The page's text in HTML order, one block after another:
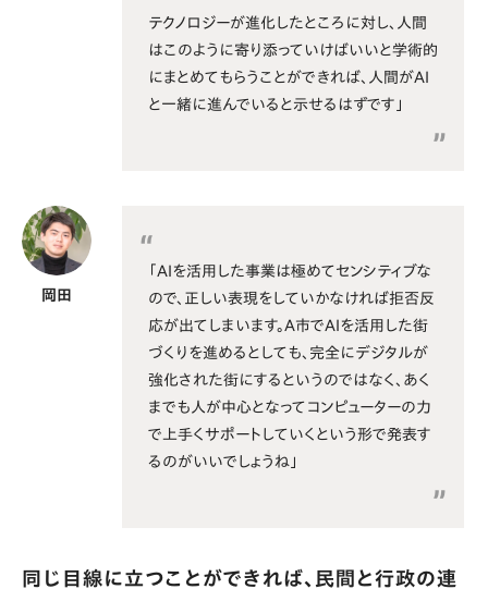
テクノロジーが進化したところに対し、人間
はこのように寄り添っていけばいいと学術的
にまとめてもらうことができれば、人間がAI
と一緒に進んでいると示せるはずです」
岡田
「AIを活用した事業は極めてセンシティブな
ので、正しい表現をしていかなければ拒否反
応が出てしまいます。A市でAIを活用した街
づくりを進めるとしても、完全にデジタルが
強化された街にするというのではなく、あく
までも人が中心となってコンピューターの力
で上手くサポートしていくという形で発表す
るのがいいでしょうね」
同じ目線に立つことができれば、民間と行政の連